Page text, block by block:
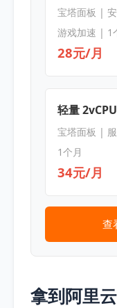
宝塔面板 |
游戏加速 | 1
28元/月
轻量
宝塔面板 |
1个月
34元/月
查
拿到阿里